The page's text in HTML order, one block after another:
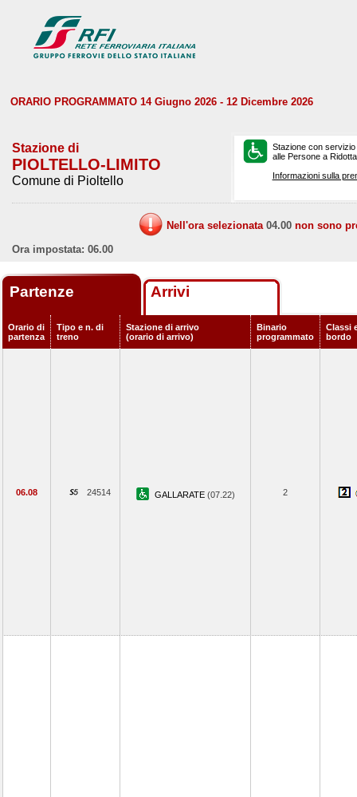
ORARIO PROGRAMMATO 14 Giugno 2026 - 12 Dicembre 2026
Stazione di
PIOLTELLO-LIMITO
Comune di Pioltello
Stazione con
alle Persone a
Informazioni sulla
Nell'ora selezionata 04.00 non sono
Ora impostata: 06.00
Partenze Arrivi
Orario di
partenza
Tipo e n. di
treno
Stazione di arrivo
(orario di arrivo)
Binario
programmato
Classi
bordo
06.08 24514 GALLARATE (07.22) 2